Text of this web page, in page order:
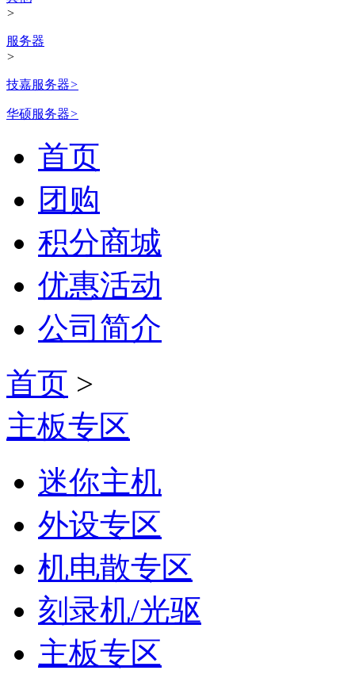
>
服务器
>
技嘉服务器>
华硕服务器>
首页
团购
积分商城
优惠活动
公司简介
首页 >
主板专区
迷你主机
外设专区
机电散专区
刻录机/光驱
主板专区